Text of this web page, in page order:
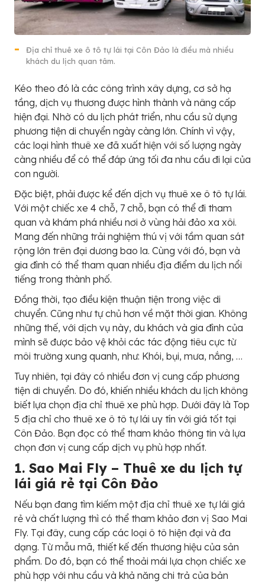
Địa chỉ thuê xe ô tô tự lái tại Côn Đảo là điều mà nhiều
khách du lịch quan tâm.
Kéo theo đó là các công trình xây dựng, cơ sở hạ
tầng, dịch vụ thương được hình thành và nâng cấp
hiện đại. Nhờ có du lịch phát triển, nhu cầu sử dụng
phương tiện di chuyển ngày càng lớn. Chính vì vậy,
các loại hình thuê xe đã xuất hiện với số lượng ngày
càng nhiều để có thể đáp ứng tối đa nhu cầu đi lại của
con người.
Đặc biệt, phải được kể đến dịch vụ thuê xe ô tô tự lái.
Với một chiếc xe 4 chỗ, 7 chỗ, bạn có thể đi tham
quan và khám phá nhiều nơi ở vùng hải đảo xa xôi.
Mang đến những trải nghiệm thú vị với tầm quan sát
rộng lớn trên đại dương bao la. Cùng với đó, bạn và
gia đình có thể tham quan nhiều địa điểm du lịch nổi
tiếng trong thành phố.
Đồng thời, tạo điều kiện thuận tiện trong việc di
chuyển. Cũng như tự chủ hơn về mặt thời gian. Không
những thế, với dịch vụ này, du khách và gia đình của
mình sẽ được bảo vệ khỏi các tác động tiêu cực từ
môi trường xung quanh, như: Khói, bụi, mưa, nắng, …
Tuy nhiên, tại đây có nhiều đơn vị cung cấp phương
tiện di chuyển. Do đó, khiến nhiều khách du lịch không
biết lựa chọn địa chỉ thuê xe phù hợp. Dưới đây là Top
5 địa chỉ cho thuê xe ô tô tự lái uy tín với giá tốt tại
Côn Đảo. Bạn đọc có thể tham khảo thông tin và lựa
chọn đơn vị cung cấp dịch vụ phù hợp nhất.
1. Sao Mai Fly – Thuê xe du lịch tự
lái giá rẻ tại Côn Đảo
Nếu bạn đang tìm kiếm một địa chỉ thuê xe tự lái giá
rẻ và chất lượng thì có thể tham khảo đơn vị Sao Mai
Fly. Tại đây, cung cấp các loại ô tô hiện đại và đa
dạng. Từ mẫu mã, thiết kế đến thương hiệu của sản
phẩm. Do đó, bạn có thể thoải mái lựa chọn chiếc xe
phù hợp với nhu cầu và khả năng chi trả của bản